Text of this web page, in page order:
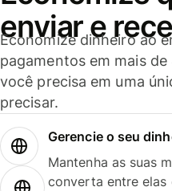
enviar e
Economize dinheiro ao
pagamentos em mais
você precisa em uma
precisar.
Gerencie o seu
Mantenha as suas
converta entre elas